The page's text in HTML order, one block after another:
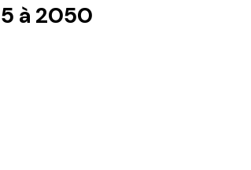
à 2050